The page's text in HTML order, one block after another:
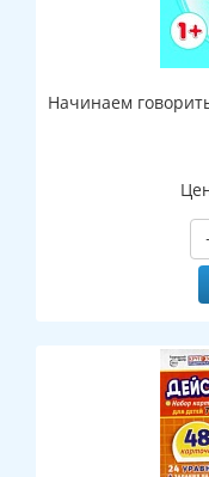
Начинаем